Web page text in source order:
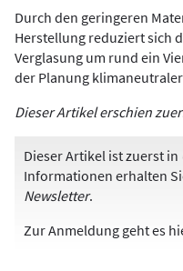
Durch den geringeren
Herstellung reduziert sich
Verglasung um rund ein
der Planung
Dieser Artikel erschien
Dieser Artikel ist zuerst in
Informationen erhalten
Newsletter.
Zur Anmeldung geht es